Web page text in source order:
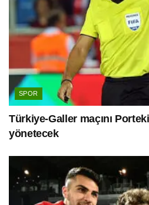
SPOR
Türkiye-Galler maçını
yönetecek